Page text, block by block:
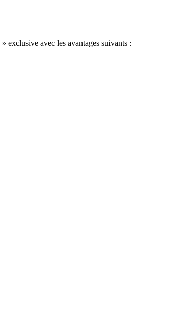
exclusive avec les avantages suivants :